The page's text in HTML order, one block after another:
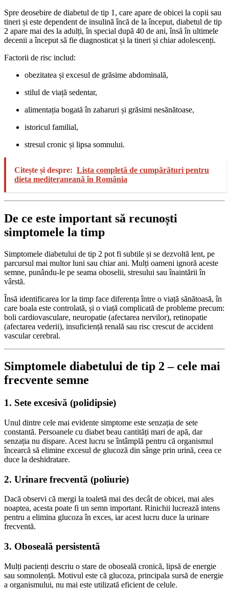
Spre deosebire de diabetul de tip 1, care apare de obicei la copii sau
tineri și este dependent de insulină încă de la început, diabetul de tip
2 apare mai des la adulți, în special după 40 de ani, însă în ultimele
decenii a început să fie diagnosticat și la tineri și chiar adolescenți.
Factorii de risc includ:
obezitatea și excesul de grăsime abdominală,
stilul de viață sedentar,
alimentația bogată în zaharuri și grăsimi nesănătoase,
istoricul familial,
stresul cronic și lipsa somnului.
Citește și despre: Lista completă de cumpărături pentru
dieta mediteraneană în România
De ce este important să recunoști
simptomele la timp
Simptomele diabetului de tip 2 pot fi subtile și se dezvoltă lent, pe
parcursul mai multor luni sau chiar ani. Mulți oameni ignoră aceste
semne, punându-le pe seama oboselii, stresului sau înaintării în
vârstă.
Însă identificarea lor la timp face diferența între o viață sănătoasă, în
care boala este controlată, și o viață complicată de probleme precum:
boli cardiovasculare, neuropatie (afectarea nervilor), retinopatie
(afectarea vederii), insuficiență renală sau risc crescut de accident
vascular cerebral.
Simptomele diabetului de tip 2 – cele mai
frecvente semne
1. Sete excesivă (polidipsie)
Unul dintre cele mai evidente simptome este senzația de sete
constantă. Persoanele cu diabet beau cantități mari de apă, dar
senzația nu dispare. Acest lucru se întâmplă pentru că organismul
încearcă să elimine excesul de glucoză din sânge prin urină, ceea ce
duce la deshidratare.
2. Urinare frecventă (poliurie)
Dacă observi că mergi la toaletă mai des decât de obicei, mai ales
noaptea, acesta poate fi un semn important. Rinichii lucrează intens
pentru a elimina glucoza în exces, iar acest lucru duce la urinare
frecventă.
3. Oboseală persistentă
Mulți pacienți descriu o stare de oboseală cronică, lipsă de energie
sau somnolență. Motivul este că glucoza, principala sursă de energie
a organismului, nu mai este utilizată eficient de celule.